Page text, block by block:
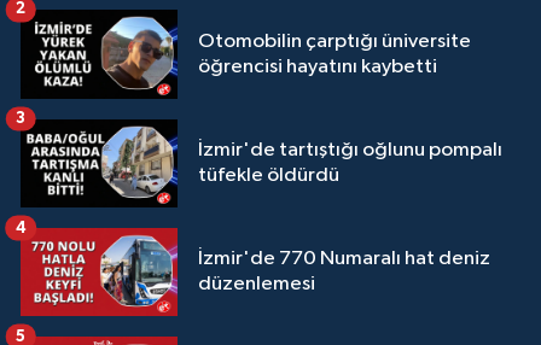
Otomobilin çarptığı üniversite
öğrencisi hayatını kaybetti
2
İzmir'de tartıştığı oğlunu pompalı
tüfekle öldürdü
3
İzmir'de 770 Numaralı hat deniz
düzenlemesi
4
5